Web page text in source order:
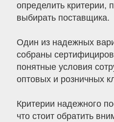
определить критерии,
выбирать поставщика.
Один из надежных
собраны
понятные условия
оптовых и розничных
Критерии надежного
что стоит обратить